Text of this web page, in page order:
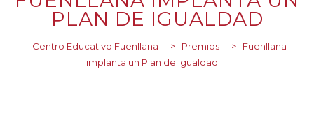
contentPLAN DE IGUALDAD
Centro Educativo Fuenllana > Premios >
Fuenllana
implanta un Plan de Igualdad